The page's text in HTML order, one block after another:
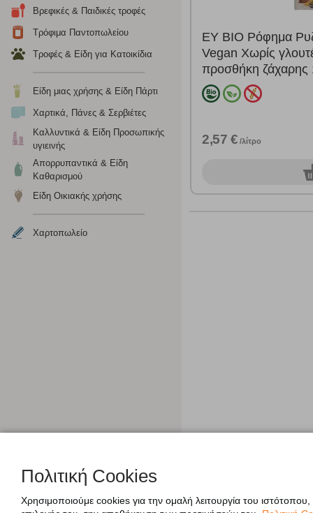
Βρεφικές & Παιδικές τροφές
Τρόφιμα Παντοπωλείου
Τροφές & Είδη για Κατοικίδια
Είδη μιας χρήσης & Είδη Πάρτι
Χαρτικά, Πάνες & Σερβιέτες
Καλλυντικά & Είδη Προσωπικής
υγιεινής
Απορρυπαντικά & Είδη
Καθαρισμού
Είδη Οικιακής χρήσης
Χαρτοπωλείο
ΕΥ BIO Ρόφημα
Vegan Χωρίς
προσθήκη ζάχαρης
2,57 € /λίτρο
0
Πολιτική Cookies
Χρησιμοποιούμε cookies για την ομαλή λειτουργία του
Cookies απόδοσης
Η συγκεκριμένη κατηγορία cookies μας δίνει τη
να γνωρίζουμε ποιες σελίδες είναι περισσότερο, ή
τα cookies είναι συγκεντρωτικές και, συνεπώς,
Απολύτως απαραίτητα cookies
αποκλείει ή να σας ειδοποιεί σχετικά με αυτά τα